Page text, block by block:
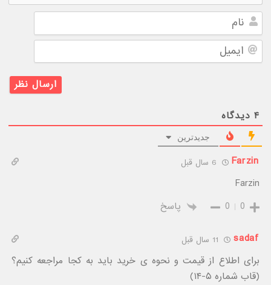
نام
ایمیل
۴ دیدگاه
جدیدترین
Farzin
Farzin
0
0 پاسخ
sadaf
برای اطلاع از قیمت و نحوه ی خرید باید به کجا مراجعه کنیم؟
(قاب شماره ۵-۱۴)